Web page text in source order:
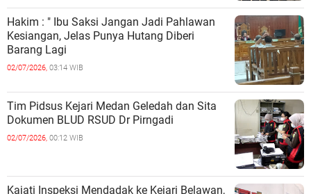
Hakim : " Ibu Saksi Jangan Jadi Pahlawan
Kesiangan, Jelas Punya Hutang Diberi
Barang Lagi
02/07/2026, 03:14 WIB
Tim Pidsus Kejari Medan Geledah dan Sita
Dokumen BLUD RSUD Dr Pirngadi
02/07/2026, 00:12 WIB
Kajati Inspeksi Mendadak ke Kejari Belawan,